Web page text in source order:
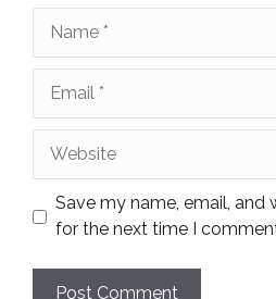
Save my name, email, and
for the next time I